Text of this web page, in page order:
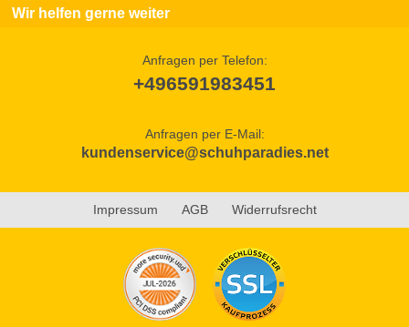
Wir helfen gerne weiter
Anfragen per Telefon:
+496591983451
Anfragen per E-Mail:
kundenservice@schuhparadies.net
Impressum AGB Widerrufsrecht